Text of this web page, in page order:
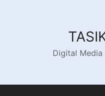
Digital Media